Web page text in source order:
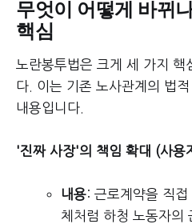
무엇이 어떻게 바뀌
핵심
노란봉투법은 크게 세 가지 핵
다. 이는 기존 노사관계의 법
내용입니다.
'진짜 사장'의 책임 확대 (사용
내용: 근로계약을 직
체처럼 하청 노동자의